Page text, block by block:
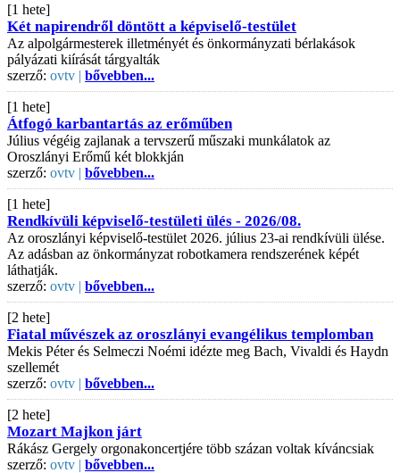
[1 hete]
Két napirendről döntött a képviselő-testület
Az alpolgármesterek illetményét és önkormányzati bérlakások
pályázati kiírását tárgyalták
szerző: ovtv | bővebben...
[1 hete]
Átfogó karbantartás az erőműben
Július végéig zajlanak a tervszerű műszaki munkálatok az
Oroszlányi Erőmű két blokkján
szerző: ovtv | bővebben...
[1 hete]
Rendkívüli képviselő-testületi ülés - 2026/08.
Az oroszlányi képviselő-testület 2026. július 23-ai rendkívüli ülése.
Az adásban az önkormányzat robotkamera rendszerének képét
láthatják.
szerző: ovtv | bővebben...
[2 hete]
Fiatal művészek az oroszlányi evangélikus templomban
Mekis Péter és Selmeczi Noémi idézte meg Bach, Vivaldi és Haydn
szellemét
szerző: ovtv | bővebben...
[2 hete]
Mozart Majkon járt
Rákász Gergely orgonakoncertjére több százan voltak kíváncsiak
szerző: ovtv | bővebben...